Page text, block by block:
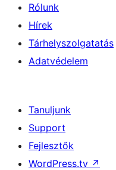
Rólunk
Hírek
Tárhelyszolgatatás
Adatvédelem
Tanuljunk
Support
Fejlesztők
WordPress.tv ↗